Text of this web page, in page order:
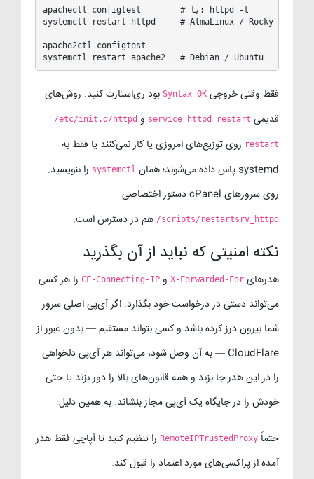
apachectl configtest        # یا: httpd -t
systemctl restart httpd     # AlmaLinux / Rocky /
apache2ctl configtest
systemctl restart apache2   # Debian / Ubuntu
فقط وقتی خروجی Syntax OK بود ری‌استارت کنید. روش‌های
قدیمی service httpd restart و /etc/init.d/httpd
restart روی توزیع‌های امروزی یا کار نمی‌کنند یا فقط به
systemd پاس داده می‌شوند؛ همان
systemctl را بنویسید.
روی سرورهای cPanel دستور اختصاصی
/scripts/restartsrv_httpd هم در دسترس است.
نکته امنیتی که نباید از آن بگذرید
هدرهای X-Forwarded-For و CF-Connecting-IP را هر کسی
می‌تواند دستی در درخواست خود بگذارد. اگر آی‌پی اصلی سرور
شما بیرون درز کرده باشد و کسی بتواند مستقیم — بدون عبور از
CloudFlare — به آن وصل شود، می‌تواند هر آی‌پی دلخواهی
را در این هدر جا بزند و همه قانون‌های بالا را دور بزند یا حتی
خودش را در جایگاه یک آی‌پی مجاز بنشاند. به همین دلیل:
حتماً RemoteIPTrustedProxy را تنظیم کنید تا آپاچی فقط هدر
آمده از پراکسی‌های مورد اعتماد را قبول کند.